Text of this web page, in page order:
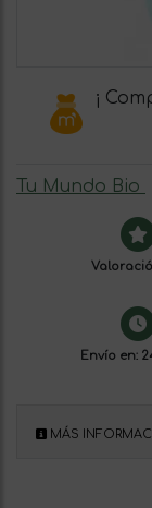
¡
Tu Mundo Bio
Envío en:
MÁS